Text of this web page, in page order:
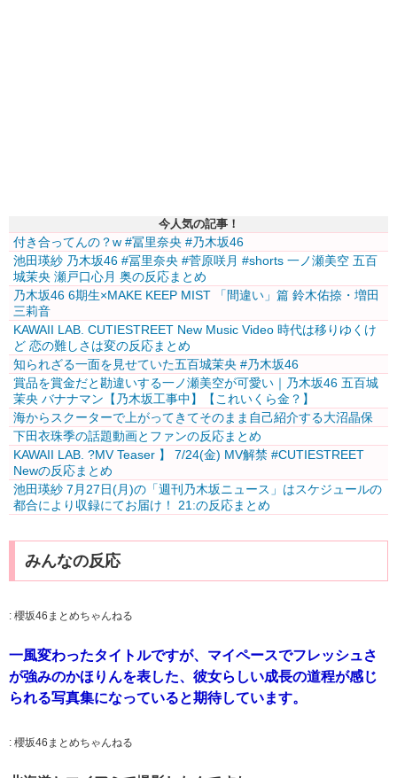
今人気の記事！
付き合ってんの？w #冨里奈央 #乃木坂46
池田瑛紗 乃木坂46 #冨里奈央 #菅原咲月 #shorts 一ノ瀬美空 五百
城茉央 瀬戸口心月 奥の反応まとめ
乃木坂46 6期生×MAKE KEEP MIST 「間違い」篇 鈴木佑捺・増田
三莉音
KAWAII LAB. CUTIESTREET New Music Video 時代は移りゆくけ
ど 恋の難しさは変の反応まとめ
知られざる一面を見せていた五百城茉央 #乃木坂46
賞品を賞金だと勘違いする一ノ瀬美空が可愛い｜乃木坂46 五百城
茉央 バナナマン【乃木坂工事中】【これいくら金？】
海からスクーターで上がってきてそのまま自己紹介する大沼晶保
下田衣珠季の話題動画とファンの反応まとめ
KAWAII LAB. ?MV Teaser️‍ 】 7/24(金) MV解禁 #CUTIESTREET
Newの反応まとめ
池田瑛紗 7月27日(月)の「週刊乃木坂ニュース」はスケジュールの
都合により収録にてお届け！ 21:の反応まとめ
みんなの反応
: 櫻坂46まとめちゃんねる
一風変わったタイトルですが、マイペースでフレッシュさ
が強みのかほりんを表した、彼女らしい成長の道程が感じ
られる写真集になっていると期待しています。
: 櫻坂46まとめちゃんねる